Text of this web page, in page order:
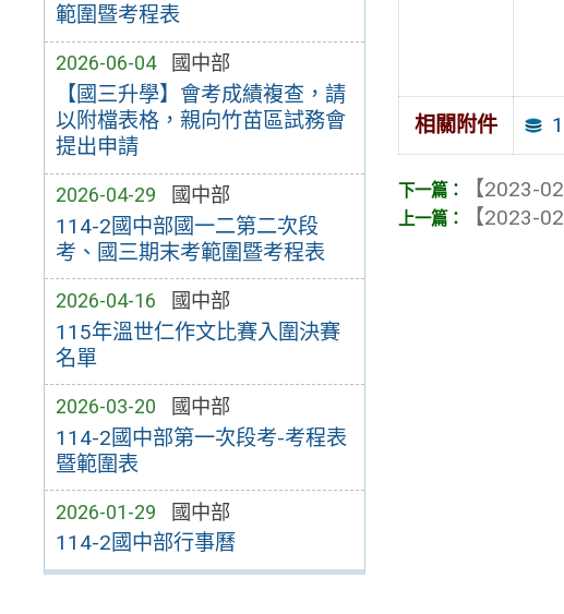
範圍暨考程表
2026-06-04 國中部
【國三升學】會考成績複查，請
以附檔表格，親向竹苗區試務會
提出申請
2026-04-29 國中部
114-2國中部國一二第二次段
考、國三期末考範圍暨考程表
2026-04-16 國中部
115年溫世仁作文比賽入圍決賽
名單
2026-03-20 國中部
114-2國中部第一次段考-考程表
暨範圍表
2026-01-29 國中部
114-2國中部行事曆
相關附件
【2023-
【2023-